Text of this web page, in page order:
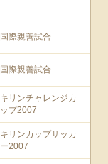
国際親善試合
国際親善試合
キリンチャレンジカ
ップ2007
キリンカップサッカ
ー2007